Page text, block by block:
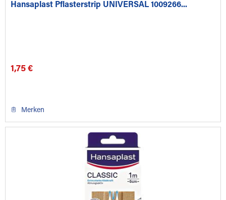
Hansaplast Pflasterstrip UNIVERSAL 1009266...
1,75 €
Merken